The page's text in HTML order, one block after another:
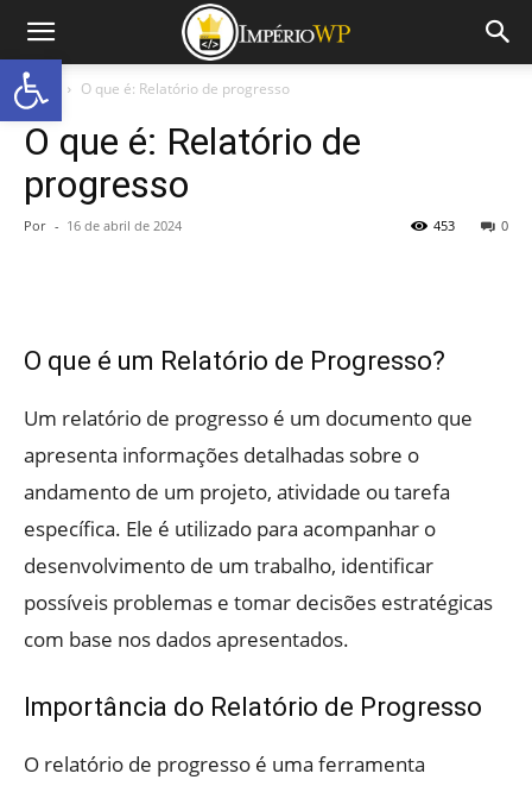
Início O que é: Relatório de progresso
O que é: Relatório de
progresso
Por - 16 de abril de 2024 0
453
O que é um Relatório de Progresso?
Um relatório de progresso é um documento que
apresenta informações detalhadas sobre o
andamento de um projeto, atividade ou tarefa
específica. Ele é utilizado para acompanhar o
desenvolvimento de um trabalho, identificar
possíveis problemas e tomar decisões estratégicas
com base nos dados apresentados.
Importância do Relatório de Progresso
O relatório de progresso é uma ferramenta
Abrir a barra de ferramentas